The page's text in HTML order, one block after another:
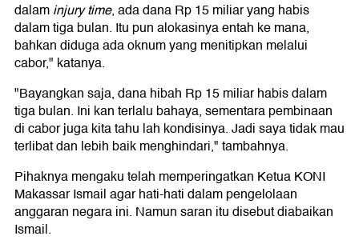
dalaminjury time, ada dana Rp 15 miliar yang habis
dalam tiga bulan. Itu pun alokasinya entah ke mana,
bahkan diduga ada oknum yang menitipkan melalui
cabor," katanya.
"Bayangkan saja, dana hibah Rp 15 miliar habis dalam
tiga bulan. Ini kan terlalu bahaya, sementara pembinaan
di cabor juga kita tahu lah kondisinya. Jadi saya tidak mau
terlibat dan lebih baik menghindari," tambahnya.
Pihaknya mengaku telah memperingatkan Ketua KONI
Makassar Ismail agar hati-hati dalam pengelolaan
anggaran negara ini. Namun saran itu disebut diabaikan
Ismail.